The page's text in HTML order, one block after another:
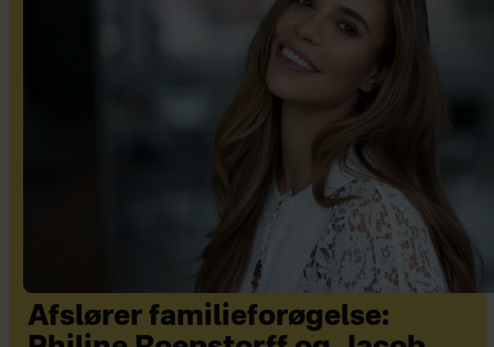
Afslører familieforøgelse: